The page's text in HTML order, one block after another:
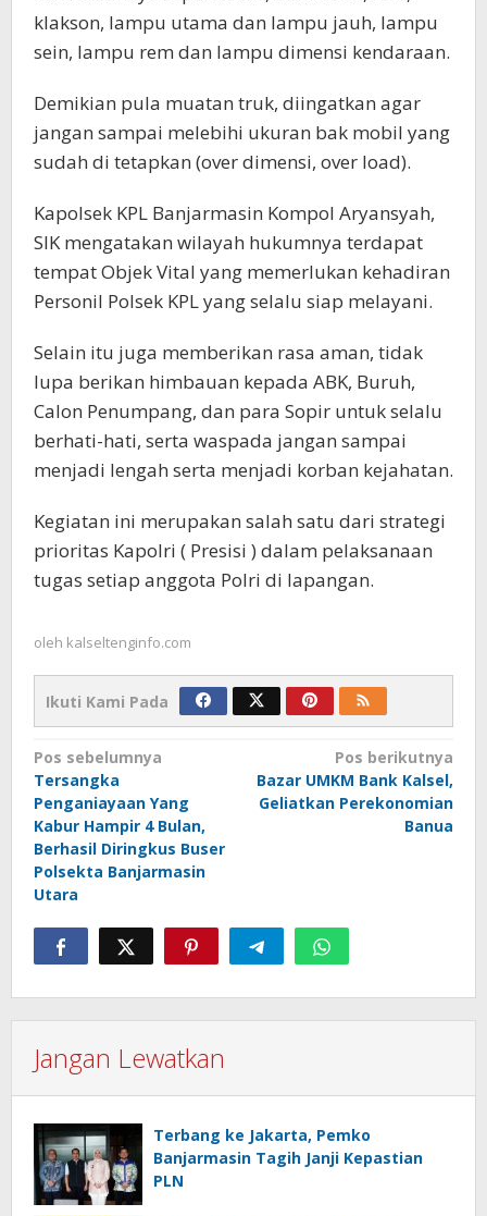
klakson, lampu utama dan lampu jauh, lampu
sein, lampu rem dan lampu dimensi kendaraan.
Demikian pula muatan truk, diingatkan agar
jangan sampai melebihi ukuran bak mobil yang
sudah di tetapkan (over dimensi, over load).
Kapolsek KPL Banjarmasin Kompol Aryansyah,
SIK mengatakan wilayah hukumnya terdapat
tempat Objek Vital yang memerlukan kehadiran
Personil Polsek KPL yang selalu siap melayani.
Selain itu juga memberikan rasa aman, tidak
lupa berikan himbauan kepada ABK, Buruh,
Calon Penumpang, dan para Sopir untuk selalu
berhati-hati, serta waspada jangan sampai
menjadi lengah serta menjadi korban kejahatan.
Kegiatan ini merupakan salah satu dari strategi
prioritas Kapolri ( Presisi ) dalam pelaksanaan
tugas setiap anggota Polri di lapangan.
oleh kalseltenginfo.com
Ikuti Kami Pada
Navigasi
pos
Pos sebelumnya
Tersangka
Penganiayaan Yang
Kabur Hampir 4 Bulan,
Berhasil Diringkus Buser
Polsekta Banjarmasin
Utara
Pos berikutnya
Bazar UMKM Bank Kalsel,
Geliatkan Perekonomian
Banua
Jangan Lewatkan
Terbang ke Jakarta, Pemko
Banjarmasin Tagih Janji Kepastian
PLN